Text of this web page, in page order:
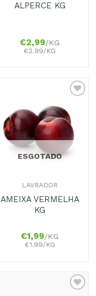
ALPERCE KG
€2,99/KG
€2.99/KG
Adicionar
aos
Favoritos
ESGOTADO
LAVRADOR
AMEIXA VERMELHA
KG
€1,99/KG
€1.99/KG